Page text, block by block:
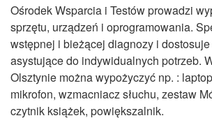
Ośrodek Wsparcia i Testów prowadzi
sprzętu, urządzeń i oprogramowania.
wstępnej i bieżącej diagnozy i
asystujące do indywidualnych potrzeb.
Olsztynie można wypożyczyć np. :
mikrofon, wzmacniacz słuchu, zestaw
czytnik książek, powiększalnik.